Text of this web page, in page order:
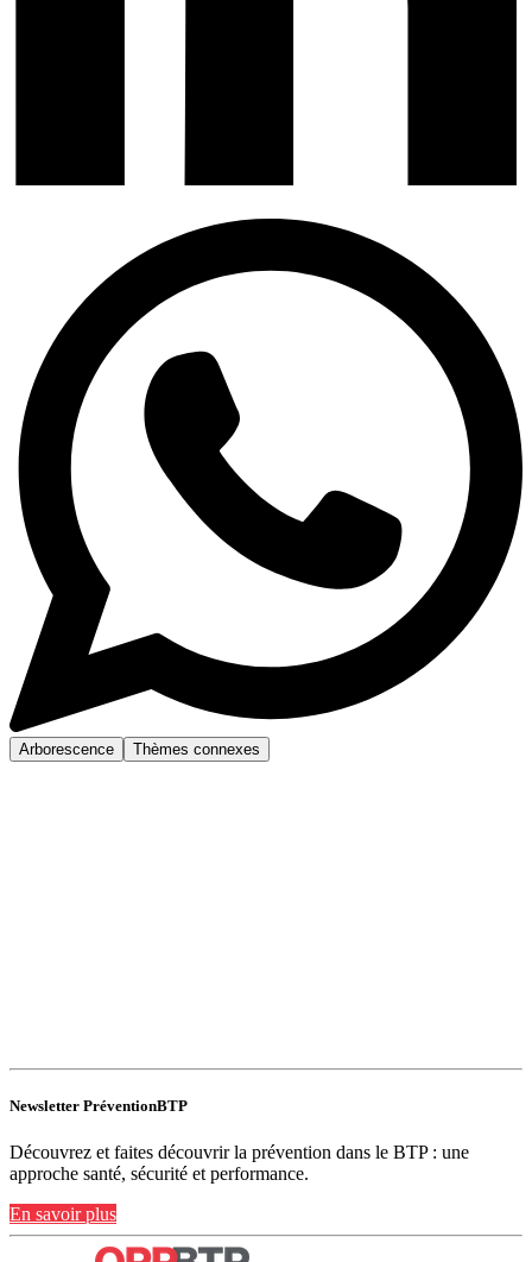
Arborescence Thèmes connexes
Newsletter PréventionBTP
Découvrez et faites découvrir la prévention dans le BTP : une
approche santé, sécurité et performance.
En savoir plus